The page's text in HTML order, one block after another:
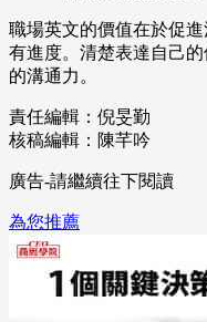
職場英文的價值在於促
有進度。清楚表達自己
的溝通力。
責任編輯：倪旻勤
核稿編輯：陳芊吟
廣告-請繼續往下閱讀
為您推薦